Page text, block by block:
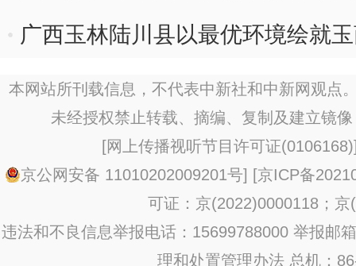
广西玉林陆川县以最优环境绘就
本网站所刊载信息，不代表中新社和中新网观点
未经授权禁止转载、摘编、复制及建立镜
[网上传播视听节目许可证(0106168)
京公网安备 11010202009201号] [京ICP备
可证：京(2022)0000118；京
违法和不良信息举报电话：15699788000 举报邮
理和处置管理办法 总机：